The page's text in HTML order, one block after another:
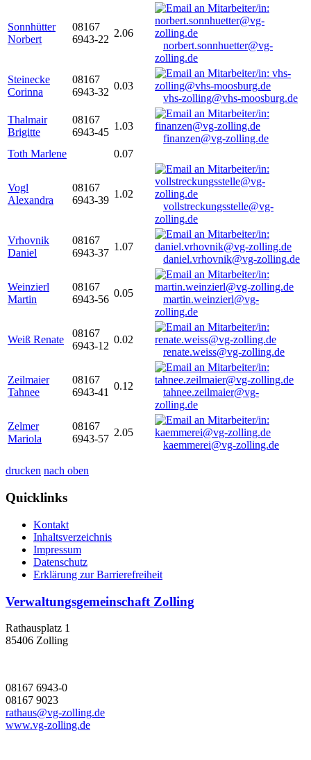
Sonnhütter
Norbert
08167
6943-22
2.06
norbert.sonnhuetter@vg-
zolling.de
Steinecke
Corinna
08167
6943-32
0.03
vhs-zolling@vhs-moosburg.de
Thalmair
Brigitte
08167
6943-45
1.03
finanzen@vg-zolling.de
Toth Marlene
0.07
Vogl
Alexandra
08167
6943-39
1.02
vollstreckungsstelle@vg-
zolling.de
Vrhovnik
Daniel
08167
6943-37
1.07
daniel.vrhovnik@vg-zolling.de
Weinzierl
Martin
08167
6943-56
0.05
martin.weinzierl@vg-
zolling.de
Weiß Renate
08167
6943-12
0.02
renate.weiss@vg-zolling.de
Zeilmaier
Tahnee
08167
6943-41
0.12
tahnee.zeilmaier@vg-
zolling.de
Zelmer
Mariola
08167
6943-57
2.05
kaemmerei@vg-zolling.de
drucken nach oben
Quicklinks
Kontakt
Inhaltsverzeichnis
Impressum
Datenschutz
Erklärung zur Barrierefreiheit
Verwaltungsgemeinschaft Zolling
Rathausplatz 1
85406 Zolling
08167 6943-0
08167 9023
rathaus@vg-zolling.de
www.vg-zolling.de